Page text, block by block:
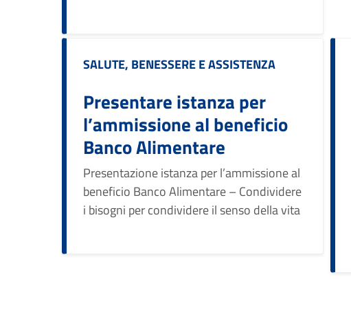
Categoria:
SALUTE, BENESSERE E ASSISTENZA
Presentare istanza per
l’ammissione al beneficio
Banco Alimentare
Presentazione istanza per l’ammissione al
beneficio Banco Alimentare – Condividere
i bisogni per condividere il senso della vita